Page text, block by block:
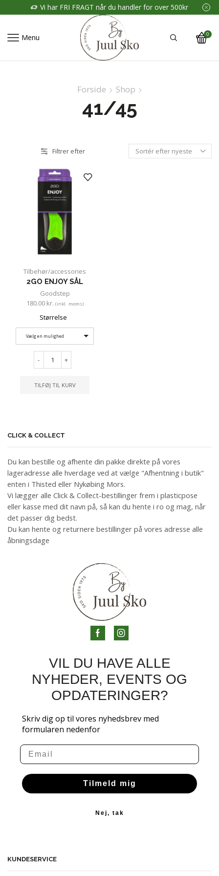
Vi har FRI FRAGT når du handler for over 500kr
Menu 0
Forside Shop
41/45
Filtrer efter
Tilbehør/accessories
2GO ENJOY SÅL
Goodstep
180.00 kr. (inkl. moms)
Størrelse
Vælg en mulighed
- +
TILFØJ TIL KURV
CLICK & COLLECT
Du kan bestille og afhente din pakke direkte på vores
lageradresse alle hverdage ved at vælge "Afhentning i butik"
enten i Thisted eller Nykøbing Mors.
Vi lægger alle Click & Collect-bestillinger frem i plasticpose
eller kasse med dit navn på, så kan du hente i ro og mag, når
det passer dig bedst.
Du kan hente og returnere bestillinger på vores adresse alle
åbningsdage
VIL DU HAVE ALLE
NYHEDER, EVENTS OG
OPDATERINGER?
Skriv dig op til vores nyhedsbrev med
formularen nedenfor
Email
Tilmeld mig
Nej, tak
KUNDESERVICE